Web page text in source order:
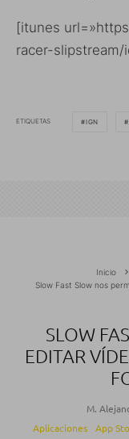
[itunes
racer-slipstream/
ETIQUETAS IGN
Inicio
Slow Fast Slow nos
SLOW
EDITAR
M.
Aplicaciones
App